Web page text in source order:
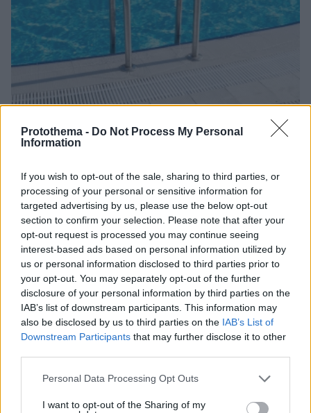
Protothema - Do Not Process My Personal
Information
If you wish to opt-out of the sale, sharing to third parties, or
processing of your personal or sensitive information for
targeted advertising by us, please use the below opt-out
section to confirm your selection. Please note that after your
opt-out request is processed you may continue seeing
interest-based ads based on personal information utilized by
us or personal information disclosed to third parties prior to
your opt-out. You may separately opt-out of the further
disclosure of your personal information by third parties on the
IAB’s list of downstream participants. This information may
also be disclosed by us to third parties on the IAB’s List of
Downstream Participants that may further disclose it to other
Please note that this website/app uses one or more Google
not limited to your visit or usage behaviour. You may click to
Personal Data Processing Opt Outs
I want to opt-out of the Sharing of my
«Δεν ήταν κοντά στο παιδί και πριν έναν μήνα το
είχε αφήσει ξανά μόνο» ισχυρίζεται ο ιδιοκτήτης
του beach bar για τον πατέρα του 4χρονου στην
Πάρο
10.08.2026, 12:21